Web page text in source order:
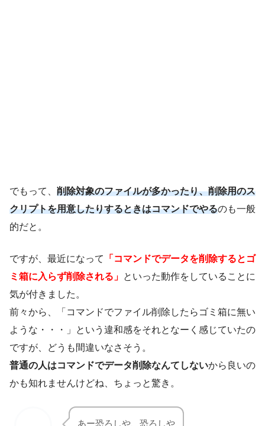
ですが、最近になって
「コマンドでデータを削除するとゴ
ミ箱に入らず削除される」
といった動作をしていることに
気が付きました。
ような・・・」という違和感をそれとなーく感じていたの
ですが、どうも間違いなさそう。
普通の人はコマンドでデータ削除なんてしない
かも知れませんけどね、ちょっと驚き。
ithinkit
あー恐ろしや、恐ろしや
というワケで、コマンドでファイル削除した場合の挙動に